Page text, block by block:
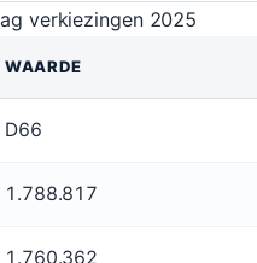
verkiezingen 2025
WAARDE
D66
1.788.817
1.760.362